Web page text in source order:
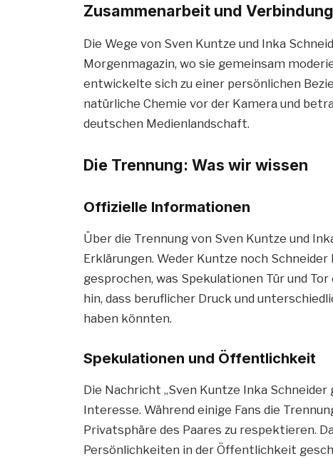
Zusammenarbeit und
Die Wege von Sven Kuntze und Inka
Morgenmagazin, wo sie gemeinsam
entwickelte sich zu einer persönlichen
natürliche Chemie vor der Kamera und
deutschen Medienlandschaft.
Die Trennung: Was wir wissen
Offizielle Informationen
Über die Trennung von Sven Kuntze und
Erklärungen. Weder Kuntze noch
gesprochen, was Spekulationen Tür und
hin, dass beruflicher Druck und
haben könnten.
Spekulationen und Öffentlichkeit
Die Nachricht „Sven Kuntze Inka
Interesse. Während einige Fans die
Privatsphäre des Paares zu respektieren.
Persönlichkeiten in der Öffentlichkeit